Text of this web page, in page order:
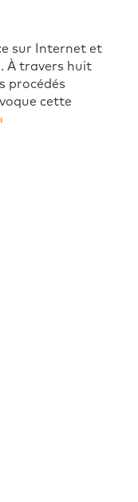
sur Internet et
À travers huit
procédés
cette